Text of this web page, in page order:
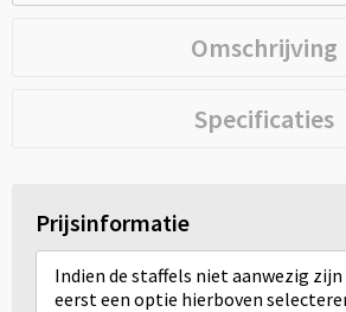
Omschrijving
Specificaties
Prijsinformatie
Indien de staffels niet aanwezig
eerst een optie hierboven